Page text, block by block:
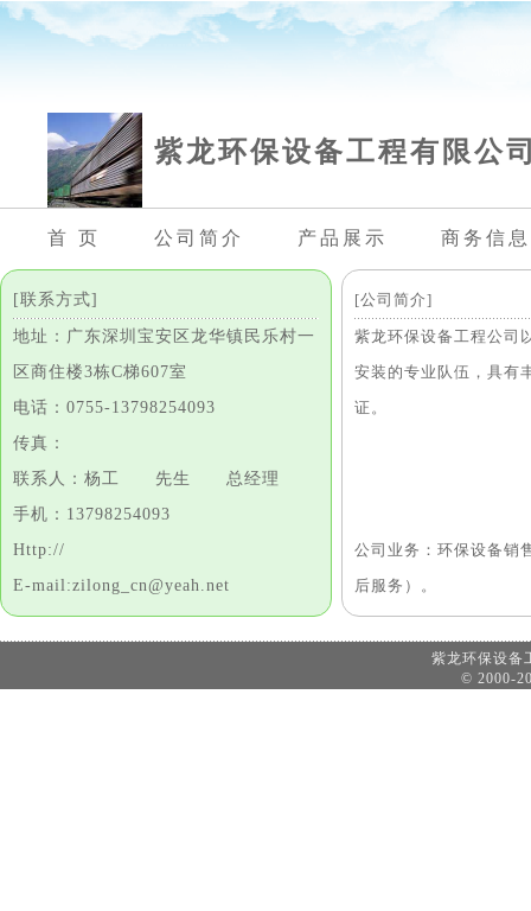
紫龙环保设备工程有限公
首 页 公司简介 产品展示 商务信息
[联系方式]
地址：广东深圳宝安区龙华镇民乐村一
区商住楼3栋C梯607室
电话：0755-13798254093
传真：
联系人：杨工 先生 总经理
手机：13798254093
Http://
E-mail:zilong_cn@yeah.net
[公司简介]
紫龙环保设备工程公司
安装的专业队伍，具有
证。
公司业务：环保设备销
后服务）。
紫龙环保设
© 2000-